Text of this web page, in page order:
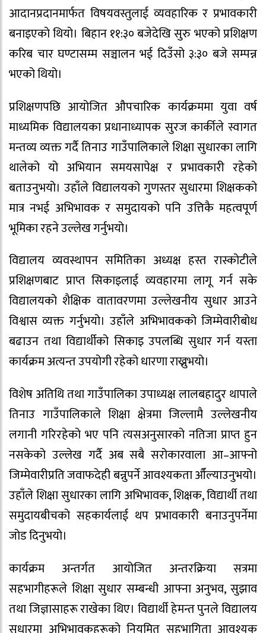
आदानप्रदानमार्फत विषयवस्तुलाई व्यवहारिक र प्रभावकारी
बनाइएको थियो। बिहान ११:३० बजेदेखि सुरु भएको प्रशिक्षण
करिब चार घण्टासम्म सञ्चालन भई दिउँसो ३:३० बजे सम्पन्न
भएको थियो।
प्रशिक्षणपछि आयोजित औपचारिक कार्यक्रममा युवा वर्ष
माध्यमिक विद्यालयका प्रधानाध्यापक सुरज कार्कीले स्वागत
मन्तव्य व्यक्त गर्दै तिनाउ गाउँपालिकाले शिक्षा सुधारका लागि
थालेको यो अभियान समयसापेक्ष र प्रभावकारी रहेको
बताउनुभयो। उहाँले विद्यालयको गुणस्तर सुधारमा शिक्षकको
मात्र नभई अभिभावक र समुदायको पनि उत्तिकै महत्वपूर्ण
भूमिका रहने उल्लेख गर्नुभयो।
विद्यालय व्यवस्थापन समितिका अध्यक्ष हस्त रास्कोटीले
प्रशिक्षणबाट प्राप्त सिकाइलाई व्यवहारमा लागू गर्न सके
विद्यालयको शैक्षिक वातावरणमा उल्लेखनीय सुधार आउने
विश्वास व्यक्त गर्नुभयो। उहाँले अभिभावकको जिम्मेवारीबोध
बढाउन तथा विद्यार्थीको सिकाइ उपलब्धि सुधार गर्न यस्ता
कार्यक्रम अत्यन्त उपयोगी रहेको धारणा राख्नुभयो।
विशेष अतिथि तथा गाउँपालिका उपाध्यक्ष लालबहादुर थापाले
तिनाउ गाउँपालिकाले शिक्षा क्षेत्रमा जिल्लामै उल्लेखनीय
लगानी गरिरहेको भए पनि त्यसअनुसारको नतिजा प्राप्त हुन
नसकेको उल्लेख गर्दै अब सबै सरोकारवाला आ–आफ्नो
जिम्मेवारीप्रति जवाफदेही बन्नुपर्ने आवश्यकता औँल्याउनुभयो।
उहाँले शिक्षा सुधारका लागि अभिभावक, शिक्षक, विद्यार्थी तथा
समुदायबीचको सहकार्यलाई थप प्रभावकारी बनाउनुपर्नेमा
जोड दिनुभयो।
कार्यक्रम अन्तर्गत आयोजित अन्तरक्रिया सत्रमा
सहभागीहरूले शिक्षा सुधार सम्बन्धी आफ्ना अनुभव, सुझाव
तथा जिज्ञासाहरू राखेका थिए। विद्यार्थी हेमन्त पुनले विद्यालय